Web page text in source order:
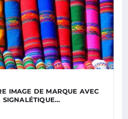
IMAGE DE MARQUE AVEC
SIGNALÉTIQUE…